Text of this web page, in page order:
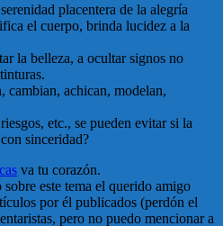
placentera de la alegría
el cuerpo, brinda lucidez a la
la belleza, a ocultar signos no
cambian, achican, modelan,
etc., se pueden evitar si la
sinceridad?
va tu corazón.
este tema el querido amigo
por él publicados (perdón el
pero no puedo mencionar a